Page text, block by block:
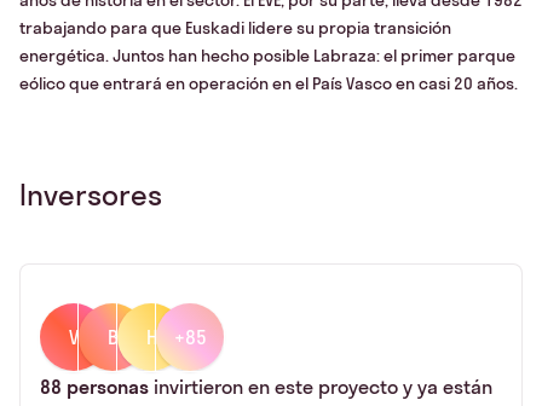
trabajando para que Euskadi lidere su propia transición
energética. Juntos han hecho posible Labraza: el primer parque
eólico que entrará en operación en el País Vasco en casi 20 años.
Inversores
V B H +85
88 personas invirtieron en este proyecto y ya están